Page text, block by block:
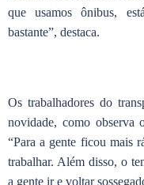
que usamos ônibus,
bastante”, destaca.
Os trabalhadores do
novidade, como observa
“Para a gente ficou mais
trabalhar. Além disso, o
a gente ir e voltar